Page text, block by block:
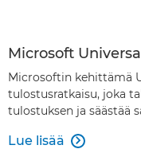
Microsoft
Microsoftin kehittämä
tulostusratkaisu, joka
tulostuksen ja säästää
Lue lisää 